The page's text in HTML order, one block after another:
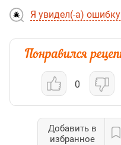
Я увидел(-а) ошибку
0
Добавить в
избранное